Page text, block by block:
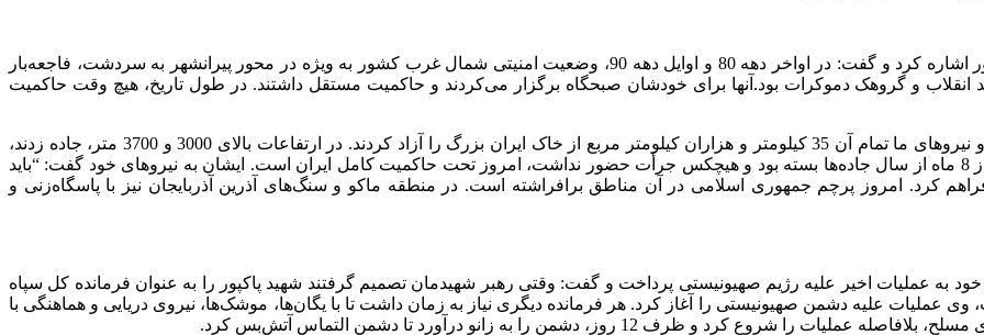
پورجمشیدیان سپس به عملیات‌های شهید پاکپور در شمال غرب کشور اشاره کرد و گفت: در اواخر دهه 80 و اوایل دهه 90، وضعیت امنیتی شمال غرب کشور به ویژه در محور پیرانشهر به سردشت، فاجعه‌بار
ضد انقلاب و گروهک دموکرات بود.آنها برای خودشان صبحگاه برگزار می‌کردند و حاکمیت مستقل داشتند. در طول تاریخ، هیچ وقت حاکمیت
وی افزود: شهید پاکپور به فرمان مقام معظم رهبری وارد عمل شد و نیروهای ما تمام آن 35 کیلومتر و هزاران کیلومتر مربع از خاک ایران بزرگ را آزاد کردند. در ارتفاعات بالای 3000 و 3700 متر، جاده زدند،
پاسگاه زدند و کارهای عجیب مهندسی انجام دادند. مناطقی که بیش از 8 ماه از سال جاده‌ها بسته بود و هیچکس جرأت حضور نداشت، امروز تحت حاکمیت کامل ایران است. ایشان به نیروهای خود گفت: “باید
کرد. امروز پرچم جمهوری اسلامی در آن مناطق برافراشته است. در منطقه ماکو و سنگ‌های آذرین آذربایجان نیز با پاسگاه‌زنی و
به عملیات اخیر علیه رژیم صهیونیستی پرداخت و گفت: وقتی رهبر شهیدمان تصمیم گرفتند شهید پاکپور را به عنوان فرمانده کل سپاه
عملیات علیه دشمن صهیونیستی را آغاز کرد. هر فرمانده دیگری نیاز به زمان داشت تا با یگان‌ها، موشک‌ها، نیروی دریایی و هماهنگی با
کرد و ظرف 12 روز، دشمن را به زانو درآورد تا دشمن التماس آتش‌بس کرد.